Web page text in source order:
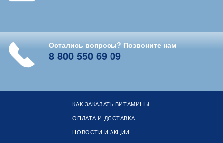
Остались вопросы? Позвоните нам
8 800 550 69 09
КАК ЗАКАЗАТЬ ВИТАМИНЫ
ОПЛАТА И ДОСТАВКА
НОВОСТИ И АКЦИИ